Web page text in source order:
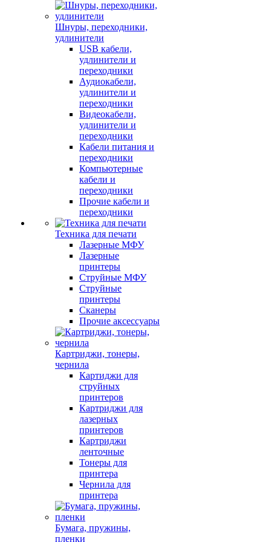
Шнуры, переходники,
удлинители
USB кабели,
удлинители и
переходники
Аудиокабели,
удлинители и
переходники
Видеокабели,
удлинители и
переходники
Кабели питания и
переходники
Компьютерные
кабели и
переходники
Прочие кабели и
переходники
Техника для печати
Лазерные МФУ
Лазерные
принтеры
Струйные МФУ
Струйные
принтеры
Сканеры
Прочие аксессуары
Картриджи, тонеры,
чернила
Картиджи для
струйных
принтеров
Картриджи для
лазерных
принтеров
Картриджи
ленточные
Тонеры для
принтера
Чернила для
принтера
Бумага, пружины,
пленки